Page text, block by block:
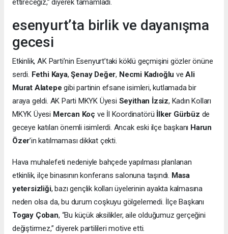
ettireceğiz,” diyerek tamamladı.
esenyurt’ta birlik ve dayanışma
gecesi
Etkinlik, AK Parti’nin Esenyurt’taki köklü geçmişini gözler önüne
serdi. Fethi Kaya,Şenay Değer, Necmi Kadıoğlu veAli
Murat Alatepe gibi partinin efsane isimleri, kutlamada bir
araya geldi. AK Parti MKYK Üyesi Seyithan İzsiz, Kadın Kolları
MKYK Üyesi Mercan Koç ve İl Koordinatörü İlker Gürbüz de
geceye katılan önemli isimlerdi. Ancak eski ilçe başkanı Harun
Özer’in katılmaması dikkat çekti.
Hava muhalefeti nedeniyle bahçede yapılması planlanan
etkinlik, ilçe binasının konferans salonuna taşındı. Masa
yetersizliği, bazı gençlik kolları üyelerinin ayakta kalmasına
neden olsa da, bu durum coşkuyu gölgelemedi. İlçe Başkanı
Togay Çoban, “Bu küçük aksilikler, aile olduğumuz gerçeğini
değiştirmez,” diyerek partilileri motive etti.